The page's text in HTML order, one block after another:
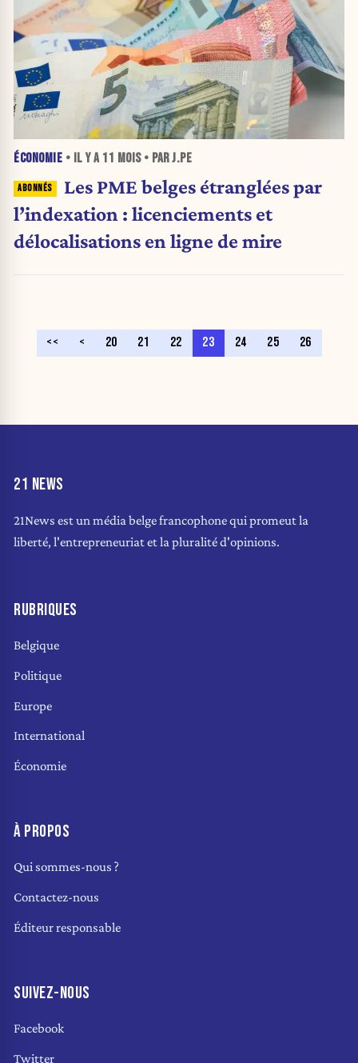
ÉCONOMIE • IL Y A 11 MOIS• PAR J.PE
Les PME belges étranglées par
l’indexation : licenciements et
délocalisations en ligne de mire
<< < 20 21 22 23 24 25 26
21 NEWS
21News est un média belge francophone qui promeut la
liberté, l'entrepreneuriat et la pluralité d'opinions.
RUBRIQUES
Belgique
Politique
Europe
International
Économie
À PROPOS
Qui sommes-nous ?
Contactez-nous
Éditeur responsable
SUIVEZ-NOUS
Facebook
Twitter